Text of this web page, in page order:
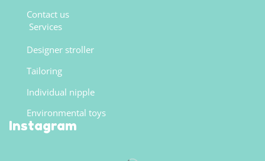
Contact us
Services
Designer stroller
Tailoring
Individual nipple
Environmental toys
Instagram